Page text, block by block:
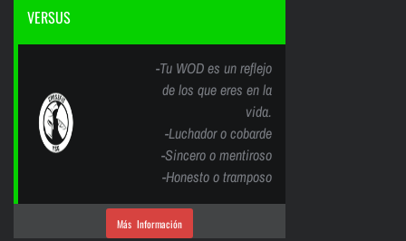
VERSUS
-Tu WOD es un reflejo
de los que eres en la
vida.
-Luchador o cobarde
-Sincero o mentiroso
-Honesto o tramposo
Más Información